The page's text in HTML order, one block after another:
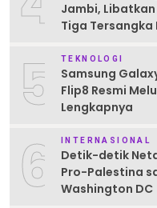
Jambi,
Tiga
5 TEKNOLOGI
Samsung
Flip8 Resmi
Lengkapnya
6 INTERNASIONAL
Detik-detik
Pro-Palestina
Washington DC